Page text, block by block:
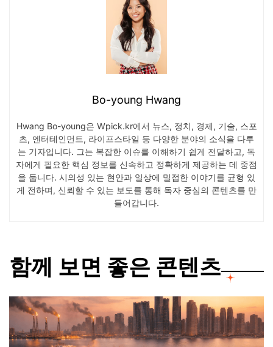
Bo-young Hwang
Hwang Bo-young은 Wpick.kr에서 뉴스, 정치, 경제, 기술, 스포
츠, 엔터테인먼트, 라이프스타일 등 다양한 분야의 소식을 다루
는 기자입니다. 그는 복잡한 이슈를 이해하기 쉽게 전달하고, 독
자에게 필요한 핵심 정보를 신속하고 정확하게 제공하는 데 중점
을 둡니다. 시의성 있는 현안과 일상에 밀접한 이야기를 균형 있
게 전하며, 신뢰할 수 있는 보도를 통해 독자 중심의 콘텐츠를 만
들어갑니다.
함께 보면 좋은 콘텐츠